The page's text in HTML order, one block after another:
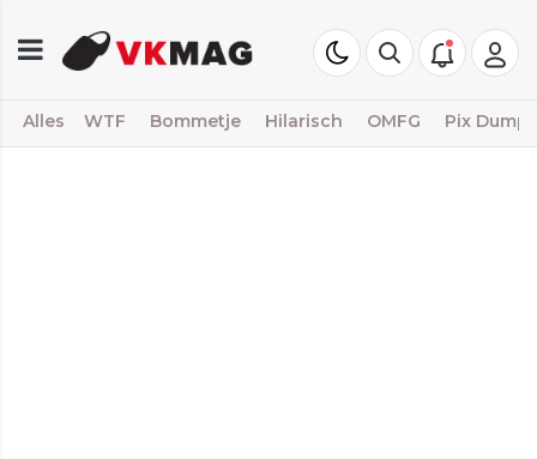
Alles WTF Bommetje Hilarisch OMFG Pix Dump